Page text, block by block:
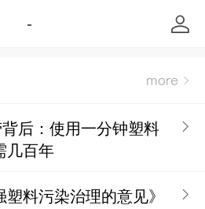
-
背后：使用一分钟塑料
几百年
塑料污染治理的意见》